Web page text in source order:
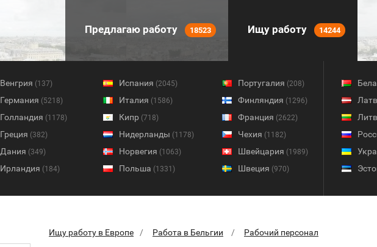
Предлагаю работу 18523 Ищу работу 14244
Венгрия (137)
Германия (5218)
Голландия (1178)
Греция (382)
Дания (349)
Ирландия (184)
Испания (2045)
Италия (1586)
Кипр (718)
Нидерланды (1178)
Норвегия (1063)
Польша (1331)
Португалия (208)
Финляндия (1296)
Франция (2622)
Чехия (1182)
Швейцария (1989)
Швеция (970)
Ищу работу в Европе Работа в Бельгии Рабочий персонал